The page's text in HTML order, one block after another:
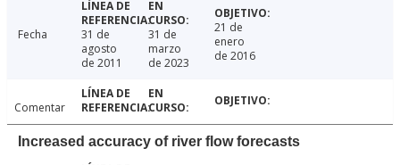
Fecha
31 de
agosto
de 2011
31 de
marzo
de 2023
21 de
enero
de 2016
Comentar
Increased accuracy of river flow forecasts